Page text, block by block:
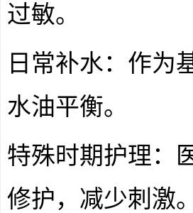
过敏。
日常补水：作为
水油平衡。
特殊时期护理：
修护，减少刺激。